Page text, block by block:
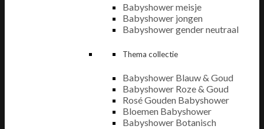
Babyshower meisje
Babyshower jongen
Babyshower gender neutraal
Thema collectie
Babyshower Blauw & Goud
Babyshower Roze & Goud
Rosé Gouden Babyshower
Bloemen Babyshower
Babyshower Botanisch